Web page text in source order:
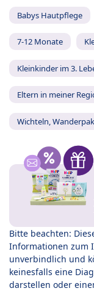
Babys Hautpflege
7-12 Monate
Kleinkinder im 3.
Eltern in meiner
Wichteln,
Bitte beachten:
Informationen zum
unverbindlich und
keinesfalls eine
darstellen oder